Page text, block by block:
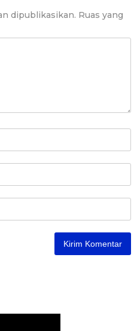
dipublikasikan. Ruas yang